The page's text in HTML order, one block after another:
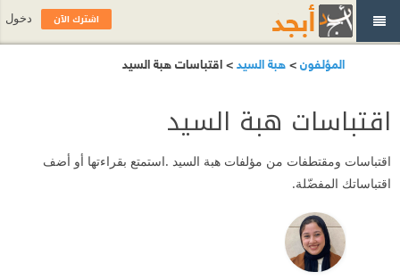
المؤلفون>هبة السيد> اقتباسات هبة السيد
اقتباسات هبة السيد
اقتباسات ومقتطفات من مؤلفات هبة السيد .استمتع بقراءتها أو أضف
اقتباساتك المفضّلة.
اشترك الآن دخول